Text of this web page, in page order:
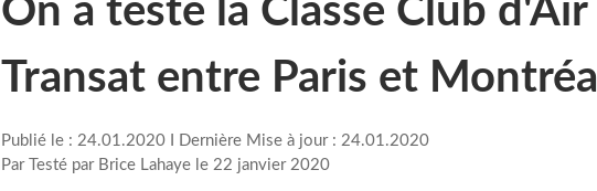
On a testé la Classe Club d'Air
Transat entre Paris et Montréal
Publié le : 24.01.2020 I Dernière Mise à jour : 24.01.2020
Par Testé par Brice Lahaye le 22 janvier 2020